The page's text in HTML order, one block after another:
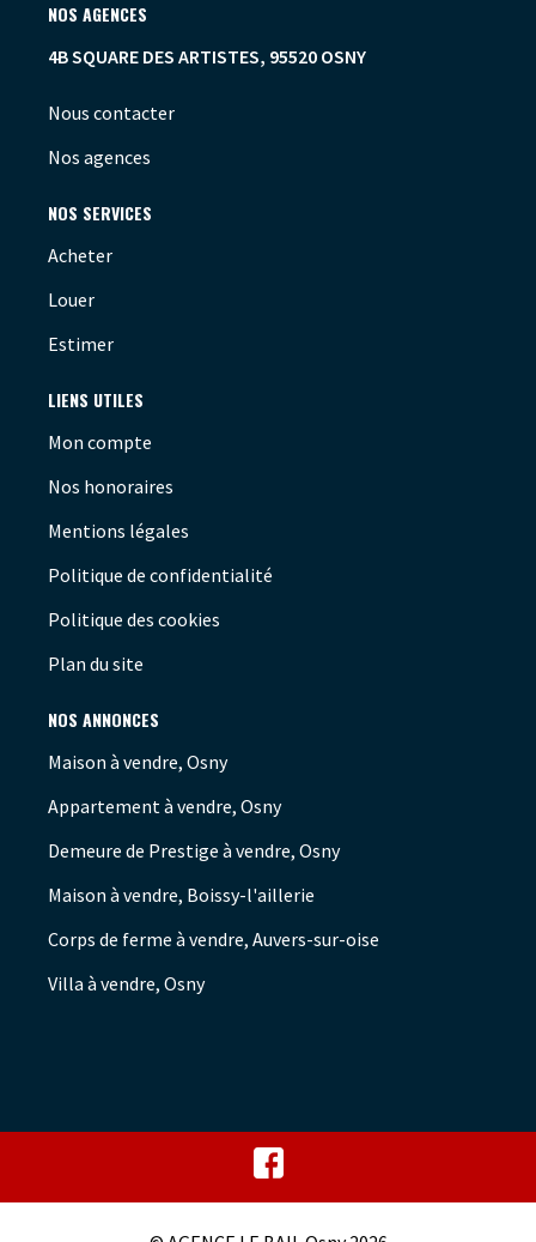
NOS AGENCES
4B SQUARE DES ARTISTES, 95520 OSNY
Nous contacter
Nos agences
NOS SERVICES
Acheter
Louer
Estimer
LIENS UTILES
Mon compte
Nos honoraires
Mentions légales
Politique de confidentialité
Politique des cookies
Plan du site
NOS ANNONCES
Maison à vendre, Osny
Appartement à vendre, Osny
Demeure de Prestige à vendre, Osny
Maison à vendre, Boissy-l'aillerie
Corps de ferme à vendre, Auvers-sur-oise
Villa à vendre, Osny